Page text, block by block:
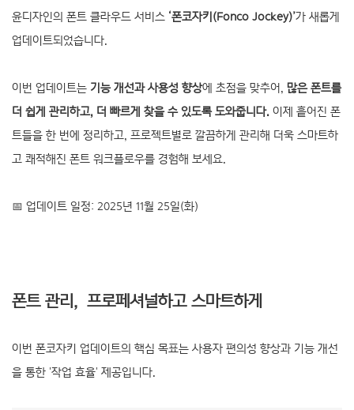
윤디자인의 폰트 클라우드 서비스 ‘폰코자키(Fonco Jockey)’가 새롭게
업데이트되었습니다.
이번 업데이트는 기능 개선과 사용성 향상에 초점을 맞추어, 많은 폰트를
더 쉽게 관리하고, 더 빠르게 찾을 수 있도록 도와줍니다. 이제 흩어진 폰
트들을 한 번에 정리하고, 프로젝트별로 깔끔하게 관리해 더욱 스마트하
고 쾌적해진 폰트 워크플로우를 경험해 보세요.
📅 업데이트 일정: 2025년 11월 25일(화)
폰트 관리, 프로페셔널하고 스마트하게
이번 폰코자키 업데이트의 핵심 목표는 사용자 편의성 향상과 기능 개선
을 통한 '작업 효율' 제공입니다.